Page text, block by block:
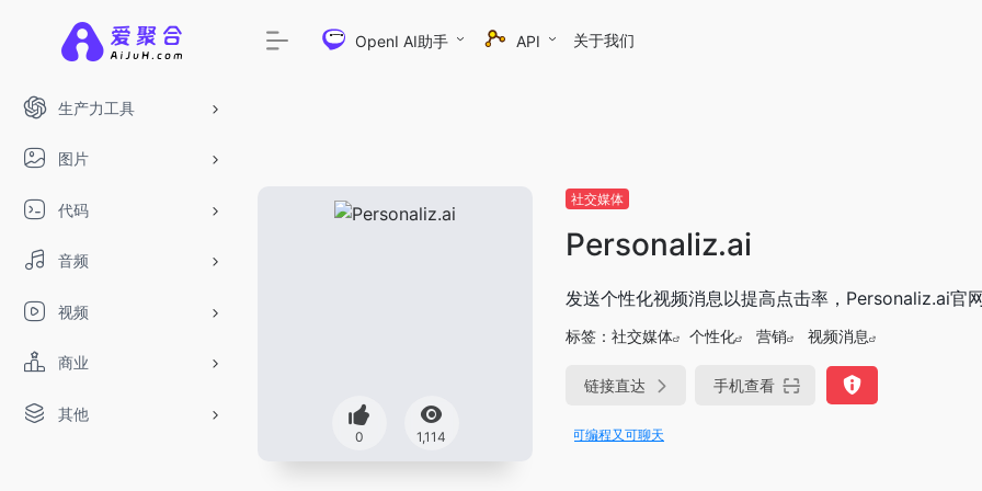
生产力工具
图片
代码
音频
视频
商业
其他
OpenI AI助手 API 关于我们
0 1,114
社交媒体
Personaliz.ai
发送个性化视频消息以提高点击率，Personaliz.ai官
标签： 社交媒体 个性化 营销 视频消息
链接直达 手机查看
DeepSeek-R1、V3满血版免费用！- 字节Trae即可编程又可聊天